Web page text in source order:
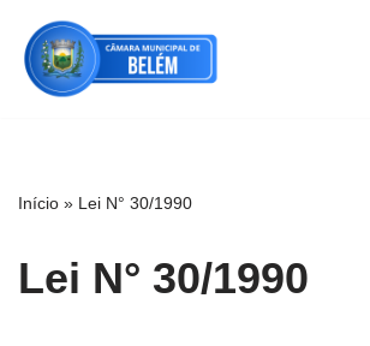
Pular
para
Início » Lei N° 30/1990
Lei N° 30/1990